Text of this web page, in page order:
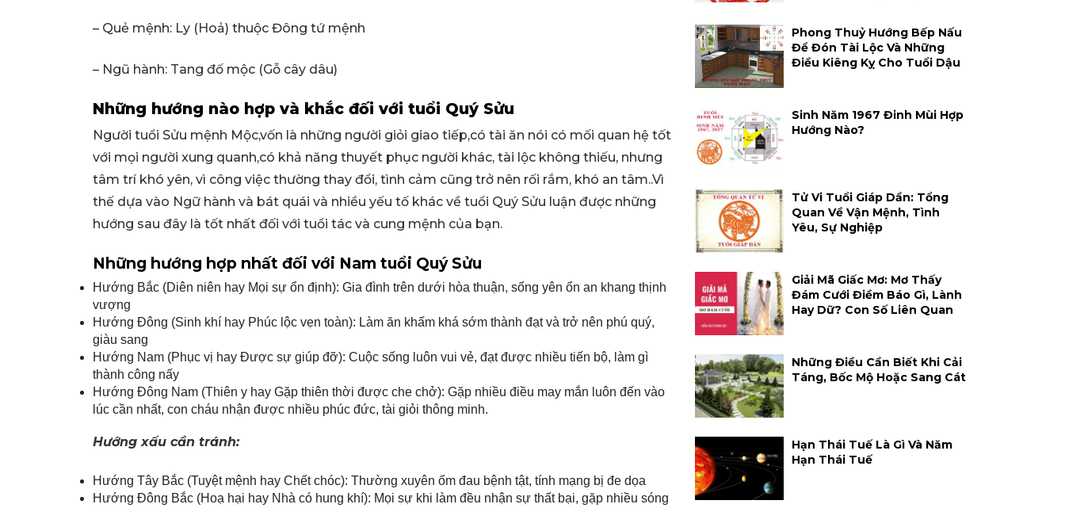
– Quẻ mệnh: Ly (Hoả) thuộc Đông tứ mệnh
– Ngũ hành: Tang đố mộc (Gỗ cây dâu)
Những hướng nào hợp và khắc đối với tuổi Quý Sửu
Người tuổi Sửu mệnh Mộc,vốn là những người giỏi giao tiếp,có tài ăn nói có mối quan hệ tốt
với mọi người xung quanh,có khả năng thuyết phục người khác, tài lộc không thiếu, nhưng
tâm trí khó yên, vì công việc thường thay đổi, tình cảm cũng trở nên rối rắm, khó an tâm..Vì
thế dựa vào Ngữ hành và bát quái và nhiều yếu tố khác về tuổi Quý Sửu luận được những
hướng sau đây là tốt nhất đối với tuổi tác và cung mệnh của bạn.
Những hướng hợp nhất đối với Nam tuổi Quý Sửu
Hướng Bắc (Diên niên hay Mọi sự ổn định): Gia đình trên dưới hòa thuận, sống yên ổn an khang thịnh
vượng
Hướng Đông (Sinh khí hay Phúc lộc vẹn toàn): Làm ăn khấm khá sớm thành đạt và trở nên phú quý,
giàu sang
Hướng Nam (Phục vị hay Được sự giúp đỡ): Cuộc sống luôn vui vẻ, đạt được nhiều tiến bộ, làm gì
thành công nấy
Hướng Đông Nam (Thiên y hay Gặp thiên thời được che chở): Gặp nhiều điều may mắn luôn đến vào
lúc cần nhất, con cháu nhận được nhiều phúc đức, tài giỏi thông minh.
Hướng xấu cần tránh:
Hướng Tây Bắc (Tuyệt mệnh hay Chết chóc): Thường xuyên ốm đau bệnh tật, tính mạng bị đe dọa
Hướng Đông Bắc (Hoạ hại hay Nhà có hung khí): Mọi sự khi làm đều nhận sự thất bại, gặp nhiều sóng
Phong Thuỷ Hướng Bếp Nấu
Để Đón Tài Lộc Và Những
Điều Kiêng Kỵ Cho Tuổi Dậu
Sinh Năm 1967 Đinh Mùi Hợp
Hướng Nào?
Tử Vi Tuổi Giáp Dần: Tổng
Quan Về Vận Mệnh, Tình
Yêu, Sự Nghiệp
Giải Mã Giấc Mơ: Mơ Thấy
Đám Cưới Điềm Báo Gì, Lành
Hay Dữ? Con Số Liên Quan
Những Điều Cần Biết Khi Cải
Táng, Bốc Mộ Hoặc Sang Cát
Hạn Thái Tuế Là Gì Và Năm
Hạn Thái Tuế